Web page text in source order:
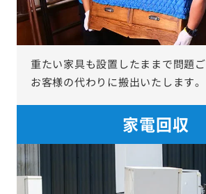
重たい家具も設置したままで問題ご
お客様の代わりに搬出いたします。
家電回収